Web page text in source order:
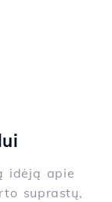
idėją apie
suprastų,